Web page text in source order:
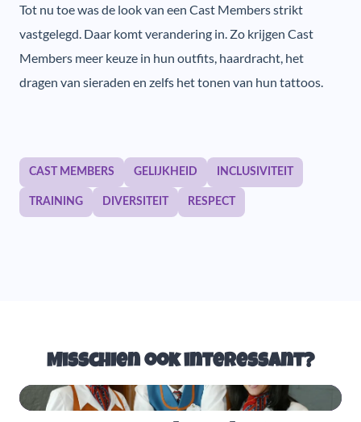
Tot nu toe was de look van een Cast Members strikt
vastgelegd. Daar komt verandering in. Zo krijgen Cast
Members meer keuze in hun outfits, haardracht, het
dragen van sieraden en zelfs het tonen van hun tattoos.
CAST MEMBERS GELIJKHEID INCLUSIVITEIT
TRAINING DIVERSITEIT RESPECT
Misschien ook interessant?